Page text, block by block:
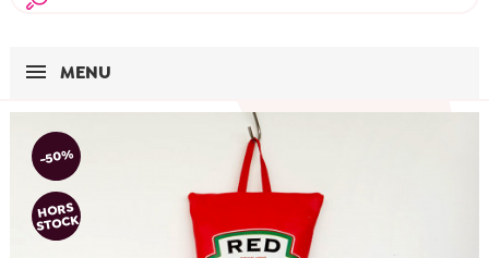
MENU
-50%
HORS
STOCK